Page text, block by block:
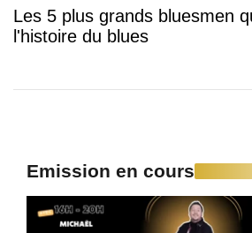
Les 5 plus grands bluesmen
l'histoire du blues
Emission en cours